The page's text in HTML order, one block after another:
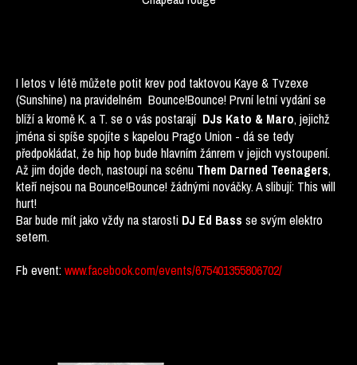
I letos v létě můžete potit krev pod taktovou Kaye & Tvzexe
(Sunshine) na pravidelném Bounce!Bounce! První letní vydání se
blíží a kromě K. a T. se o vás postarají DJs Kato & Maro, jejichž
jména si spíše spojíte s kapelou Prago Union - dá se tedy
předpokládat, že hip hop bude hlavním žánrem v jejich vystoupení.
Až jim dojde dech, nastoupí na scénu Them Darned Teenagers,
kteří nejsou na Bounce!Bounce! žádnými nováčky. A slibují: This will
hurt!
Bar bude mít jako vždy na starosti DJ Ed Bass se svým elektro
setem.
Fb event:www.facebook.com/events/675401355806702/